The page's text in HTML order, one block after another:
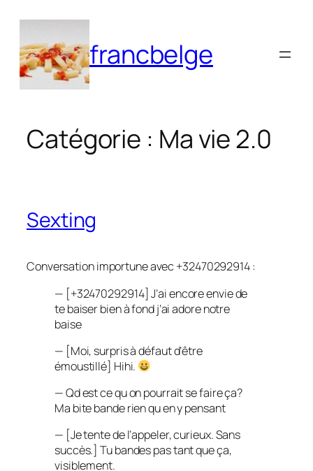
contenu
francbelge
Catégorie : Ma vie 2.0
Sexting
Conversation importune avec +32470292914 :
— [+32470292914] J’ai encore envie de
te baiser bien à fond j’ai adore notre
baise
— [Moi, surpris à défaut d’être
émoustillé] Hihi.
— Qd est ce qu on pourrait se faire ça?
Ma bite bande rien qu en y pensant
— [Je tente de l’appeler, curieux. Sans
succès.] Tu bandes pas tant que ça,
visiblement.